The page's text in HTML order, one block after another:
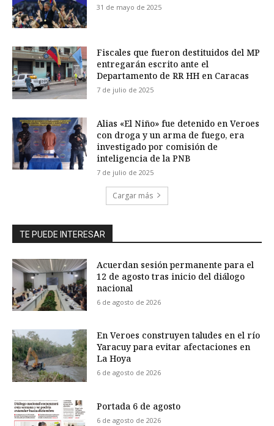
31 de mayo de 2025
Fiscales que fueron destituidos del MP
entregarán escrito ante el
Departamento de RR HH en Caracas
7 de julio de 2025
Alias «El Niño» fue detenido en Veroes
con droga y un arma de fuego, era
investigado por comisión de
inteligencia de la PNB
7 de julio de 2025
Cargar más
TE PUEDE INTERESAR
Acuerdan sesión permanente para el
12 de agosto tras inicio del diálogo
nacional
6 de agosto de 2026
En Veroes construyen taludes en el río
Yaracuy para evitar afectaciones en
La Hoya
6 de agosto de 2026
Portada 6 de agosto
6 de agosto de 2026